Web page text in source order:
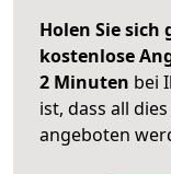
Holen Sie sich
kostenlose
2 Minuten bei
ist, dass all
angeboten